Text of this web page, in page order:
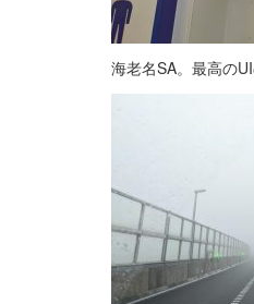
海老名SA。最高の